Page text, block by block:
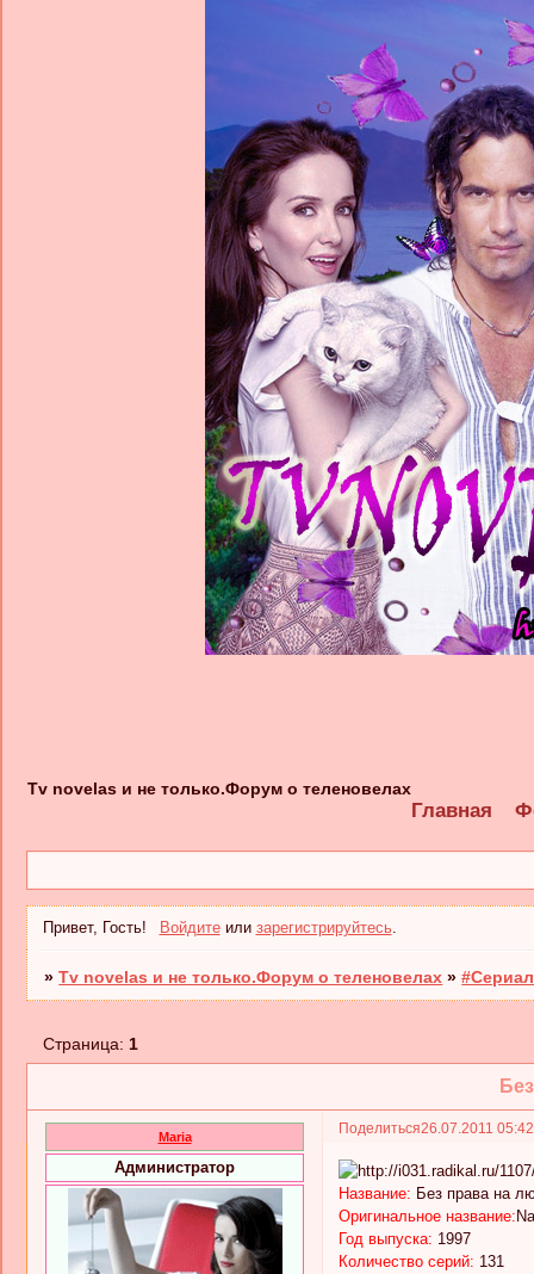
Tv novelas и не только.Форум о теленовелах
Главная
Привет, Гость! Войдитеили зарегистрируйтесь.
»Tv novelas и не только.Форум о теленовелах »
Страница:1
Поделиться26.07.2011
Maria
Администратор
Название: Без права на
Оригинальное название:
Год выпуска: 1997
Количество серий: 131